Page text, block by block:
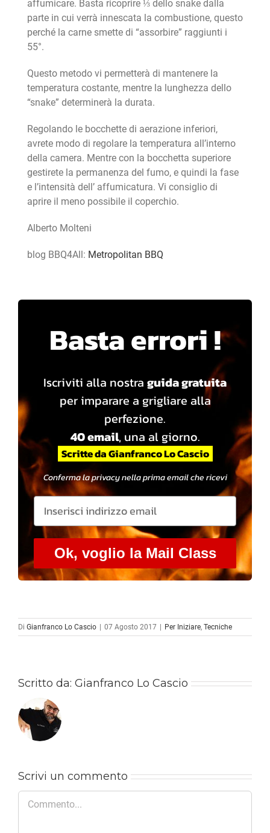
affumicare. Basta ricoprire ⅓ dello snake dalla
parte in cui verrà innescata la combustione, questo
perché la carne smette di “assorbire” raggiunti i
55°.
Questo metodo vi permetterà di mantenere la
temperatura costante, mentre la lunghezza dello
“snake” determinerà la durata.
Regolando le bocchette di aerazione inferiori,
avrete modo di regolare la temperatura all’interno
della camera. Mentre con la bocchetta superiore
gestirete la permanenza del fumo, e quindi la fase
e l’intensità dell’ affumicatura. Vi consiglio di
aprire il meno possibile il coperchio.
Alberto Molteni
blog BBQ4All: Metropolitan BBQ
Basta errori !
Iscriviti alla nostra guida gratuita
per imparare a grigliare alla
perfezione.
40 email, una al giorno.
Scritte da Gianfranco Lo Cascio
Conferma la privacy nella prima email che ricevi
Ok, voglio la Mail Class
Di Gianfranco Lo Cascio | 07 Agosto 2017 | Per Iniziare, Tecniche
Scritto da: Gianfranco Lo Cascio
Scrivi un commento
Commento